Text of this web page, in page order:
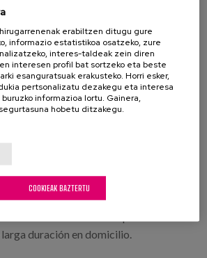
de Proyectos y Desarrollo de
en Gestión de Servicios
Atenzia.
funcional. Teleservicios para la
Dña. Irene Joga Fuentefria.
Ubikare.
Betué. Periodista. Comunicación.
Salud en Aragón.
Pausa Café
duración en domicilio.
erabiltzen ditugu gure
informazio estatistikoa osatzeko, zure
interes-taldeak zein diren
interesen profil bat sortzeko eta beste
esanguratsuak erakusteko. Horri esker,
pertsonalizatu dezakegu eta interesa
informazioa lortu. Gainera,
hobetu ditzakegu.
COOKIEAK BAZTERTU